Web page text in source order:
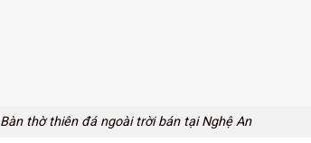
Bàn thờ thiên đá ngoài trời bán tại Nghệ An